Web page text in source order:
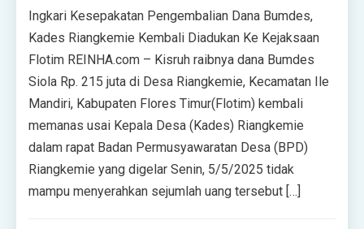
Ingkari Kesepakatan Pengembalian Dana Bumdes,
Kades Riangkemie Kembali Diadukan Ke Kejaksaan
Flotim REINHA.com – Kisruh raibnya dana Bumdes
Siola Rp. 215 juta di Desa Riangkemie, Kecamatan Ile
Mandiri, Kabupaten Flores Timur(Flotim) kembali
memanas usai Kepala Desa (Kades) Riangkemie
dalam rapat Badan Permusyawaratan Desa (BPD)
Riangkemie yang digelar Senin, 5/5/2025 tidak
mampu menyerahkan sejumlah uang tersebut […]